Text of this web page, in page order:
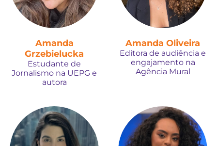
Amanda
Grzebielucka
Estudante de
Jornalismo na UEPG e
autora
Amanda Oliveira
Editora de audiência e
engajamento na
Agência Mural